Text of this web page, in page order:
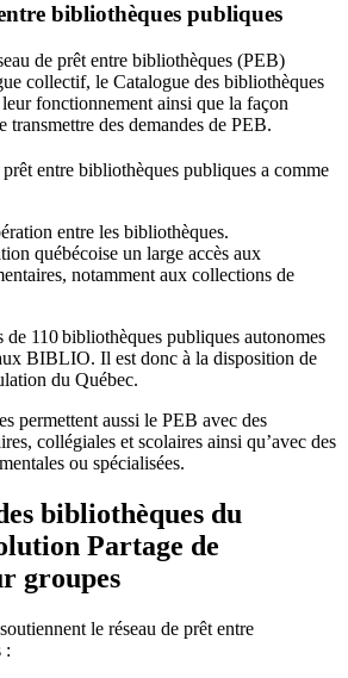
bibliothèques publiques
de prêt entre bibliothèques (PEB)
collectif, le Catalogue des bibliothèques
fonctionnement ainsi que la façon
transmettre des demandes de PEB.
entre bibliothèques publiques a comme
entre les bibliothèques.
québécoise un large accès aux
notamment aux collections de
de 110bibliothèques publiques autonomes
BIBLIO. Il est donc à la disposition de
du Québec.
permettent aussi le PEB avec des
collégiales et scolaires ainsi qu’avec des
ou spécialisées.
bibliothèques du
Partage de
groupes
le réseau de prêt entre
: